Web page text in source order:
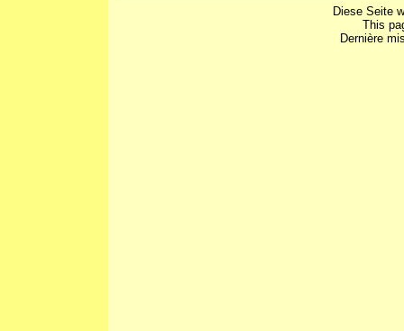
Diese Seite
This
Dernière